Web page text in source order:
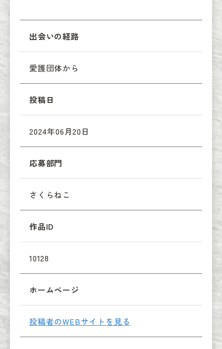
出会いの経路
愛護団体から
投稿日
2024年06月20日
応募部門
さくらねこ
作品ID
10128
ホームページ
投稿者のWEBサイトを見る